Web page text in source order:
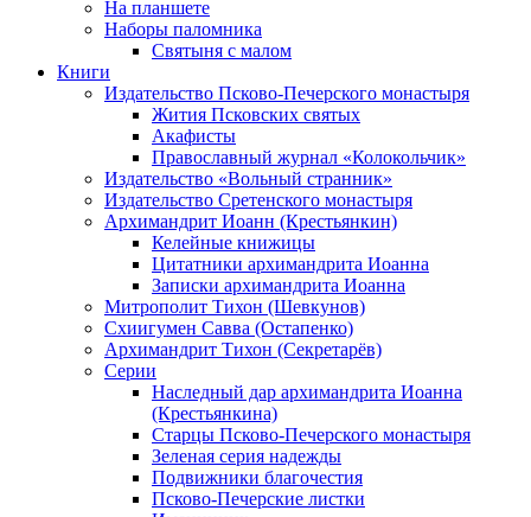
На планшете
Наборы паломника
Святыня с малом
Книги
Издательство Псково-Печерского монастыря
Жития Псковских святых
Акафисты
Православный журнал «Колокольчик»
Издательство «Вольный странник»
Издательство Сретенского монастыря
Архимандрит Иоанн (Крестьянкин)
Келейные книжицы
Цитатники архимандрита Иоанна
Записки архимандрита Иоанна
Митрополит Тихон (Шевкунов)
Схиигумен Савва (Остапенко)
Архимандрит Тихон (Секретарёв)
Серии
Наследный дар архимандрита Иоанна
(Крестьянкина)
Старцы Псково-Печерского монастыря
Зеленая серия надежды
Подвижники благочестия
Псково-Печерские листки